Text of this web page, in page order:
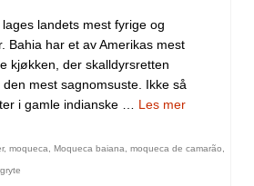
landets mest fyrige og
Bahia har et av Amerikas mest
kjøkken, der skalldyrsretten
mest sagnomsuste. Ikke så
i gamle indianske … Les mer
, moqueca Moqueca baiana moqueca de camarão